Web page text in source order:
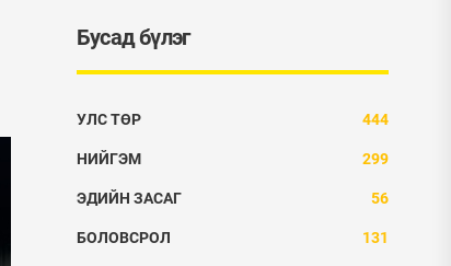
Бусад бүлэг
УЛС ТӨР 444
НИЙГЭМ 299
ЭДИЙН ЗАСАГ 56
БОЛОВСРОЛ 131